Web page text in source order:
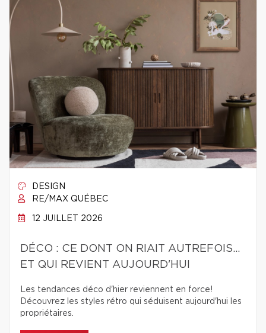
DESIGN
RE/MAX QUÉBEC
12 JUILLET 2026
DÉCO : CE DONT ON RIAIT AUTREFOIS...
ET QUI REVIENT AUJOURD'HUI
Les tendances déco d'hier reviennent en force!
Découvrez les styles rétro qui séduisent aujourd'hui les
propriétaires.